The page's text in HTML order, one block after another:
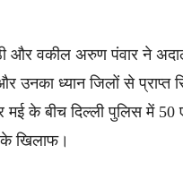
और वकील अरुण पंवार ने
ध्यान जिलों से प्राप्त
मई के बीच दिल्ली पुलिस में
खिलाफ।